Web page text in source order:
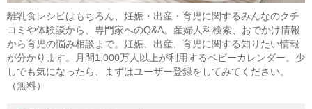
離乳食レシピはもちろん、妊娠・出産・育児に関するみんなのクチ
コミや体験談から、専門家へのQ&A。産婦人科検索、おでかけ情報
から育児の悩み相談まで。妊娠、出産、育児に関する知りたい情報
が分かります。月間1,000万人以上が利用するベビーカレンダー。少
しでも気になったら、まずはユーザー登録をしてみてください。
（無料）